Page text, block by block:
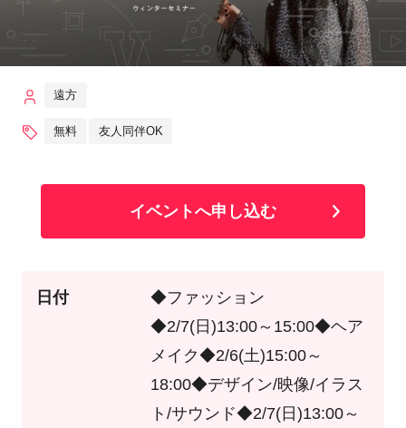
遠方
無料 友人同伴OK
イベントへ申し込む
日付
◆ファッション
◆2/7(日)13:00～15:00◆ヘア
メイク◆2/6(土)15:00～
18:00◆デザイン/映像/イラス
ト/サウンド◆2/7(日)13:00～